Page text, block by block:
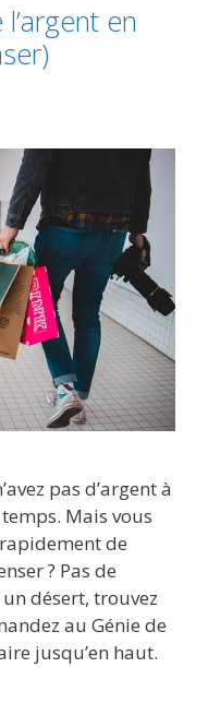
en
pas d’argent à
Mais vous
de
? Pas de
désert, trouvez
au Génie de
jusqu’en haut.